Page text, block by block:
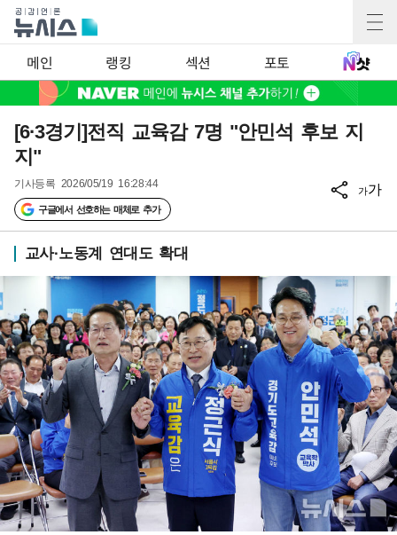
메인 랭킹 섹션 포토
[6·3경기]전직 교육감 7명 "안민석 후보 지
지"
기사등록 2026/05/19 16:28:44
구글에서 선호하는 매체로 추가
가가
교사·노동계 연대도 확대